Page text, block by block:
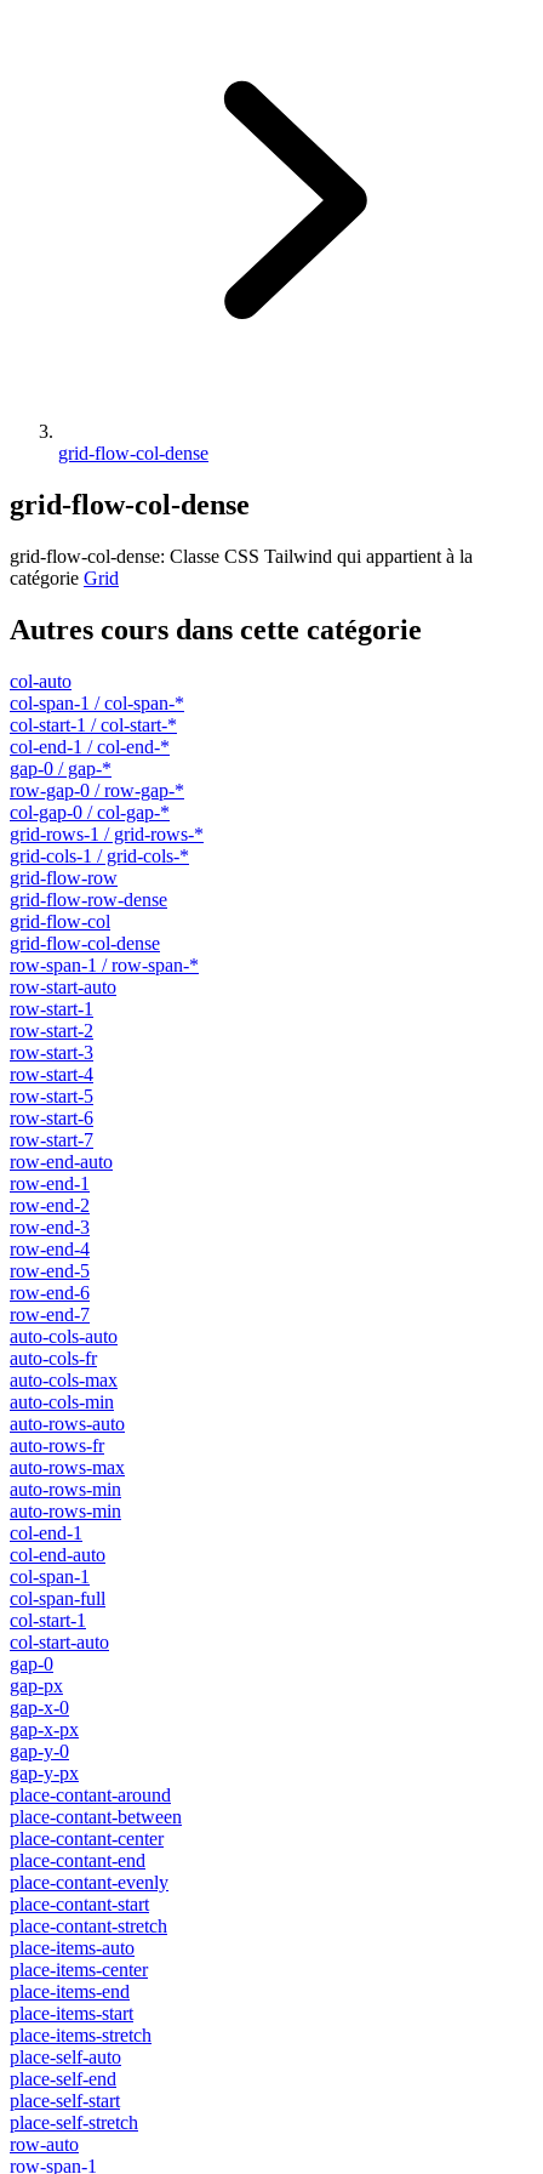
grid-flow-col-dense
grid-flow-col-dense
grid-flow-col-dense: Classe CSS Tailwind qui appartient à la
catégorie Grid
Autres cours dans cette catégorie
col-auto
col-span-1 / col-span-*
col-start-1 / col-start-*
col-end-1 / col-end-*
gap-0 / gap-*
row-gap-0 / row-gap-*
col-gap-0 / col-gap-*
grid-rows-1 / grid-rows-*
grid-cols-1 / grid-cols-*
grid-flow-row
grid-flow-row-dense
grid-flow-col
grid-flow-col-dense
row-span-1 / row-span-*
row-start-auto
row-start-1
row-start-2
row-start-3
row-start-4
row-start-5
row-start-6
row-start-7
row-end-auto
row-end-1
row-end-2
row-end-3
row-end-4
row-end-5
row-end-6
row-end-7
auto-cols-auto
auto-cols-fr
auto-cols-max
auto-cols-min
auto-rows-auto
auto-rows-fr
auto-rows-max
auto-rows-min
auto-rows-min
col-end-1
col-end-auto
col-span-1
col-span-full
col-start-1
col-start-auto
gap-0
gap-px
gap-x-0
gap-x-px
gap-y-0
gap-y-px
place-contant-around
place-contant-between
place-contant-center
place-contant-end
place-contant-evenly
place-contant-start
place-contant-stretch
place-items-auto
place-items-center
place-items-end
place-items-start
place-items-stretch
place-self-auto
place-self-end
place-self-start
place-self-stretch
row-auto
row-span-1